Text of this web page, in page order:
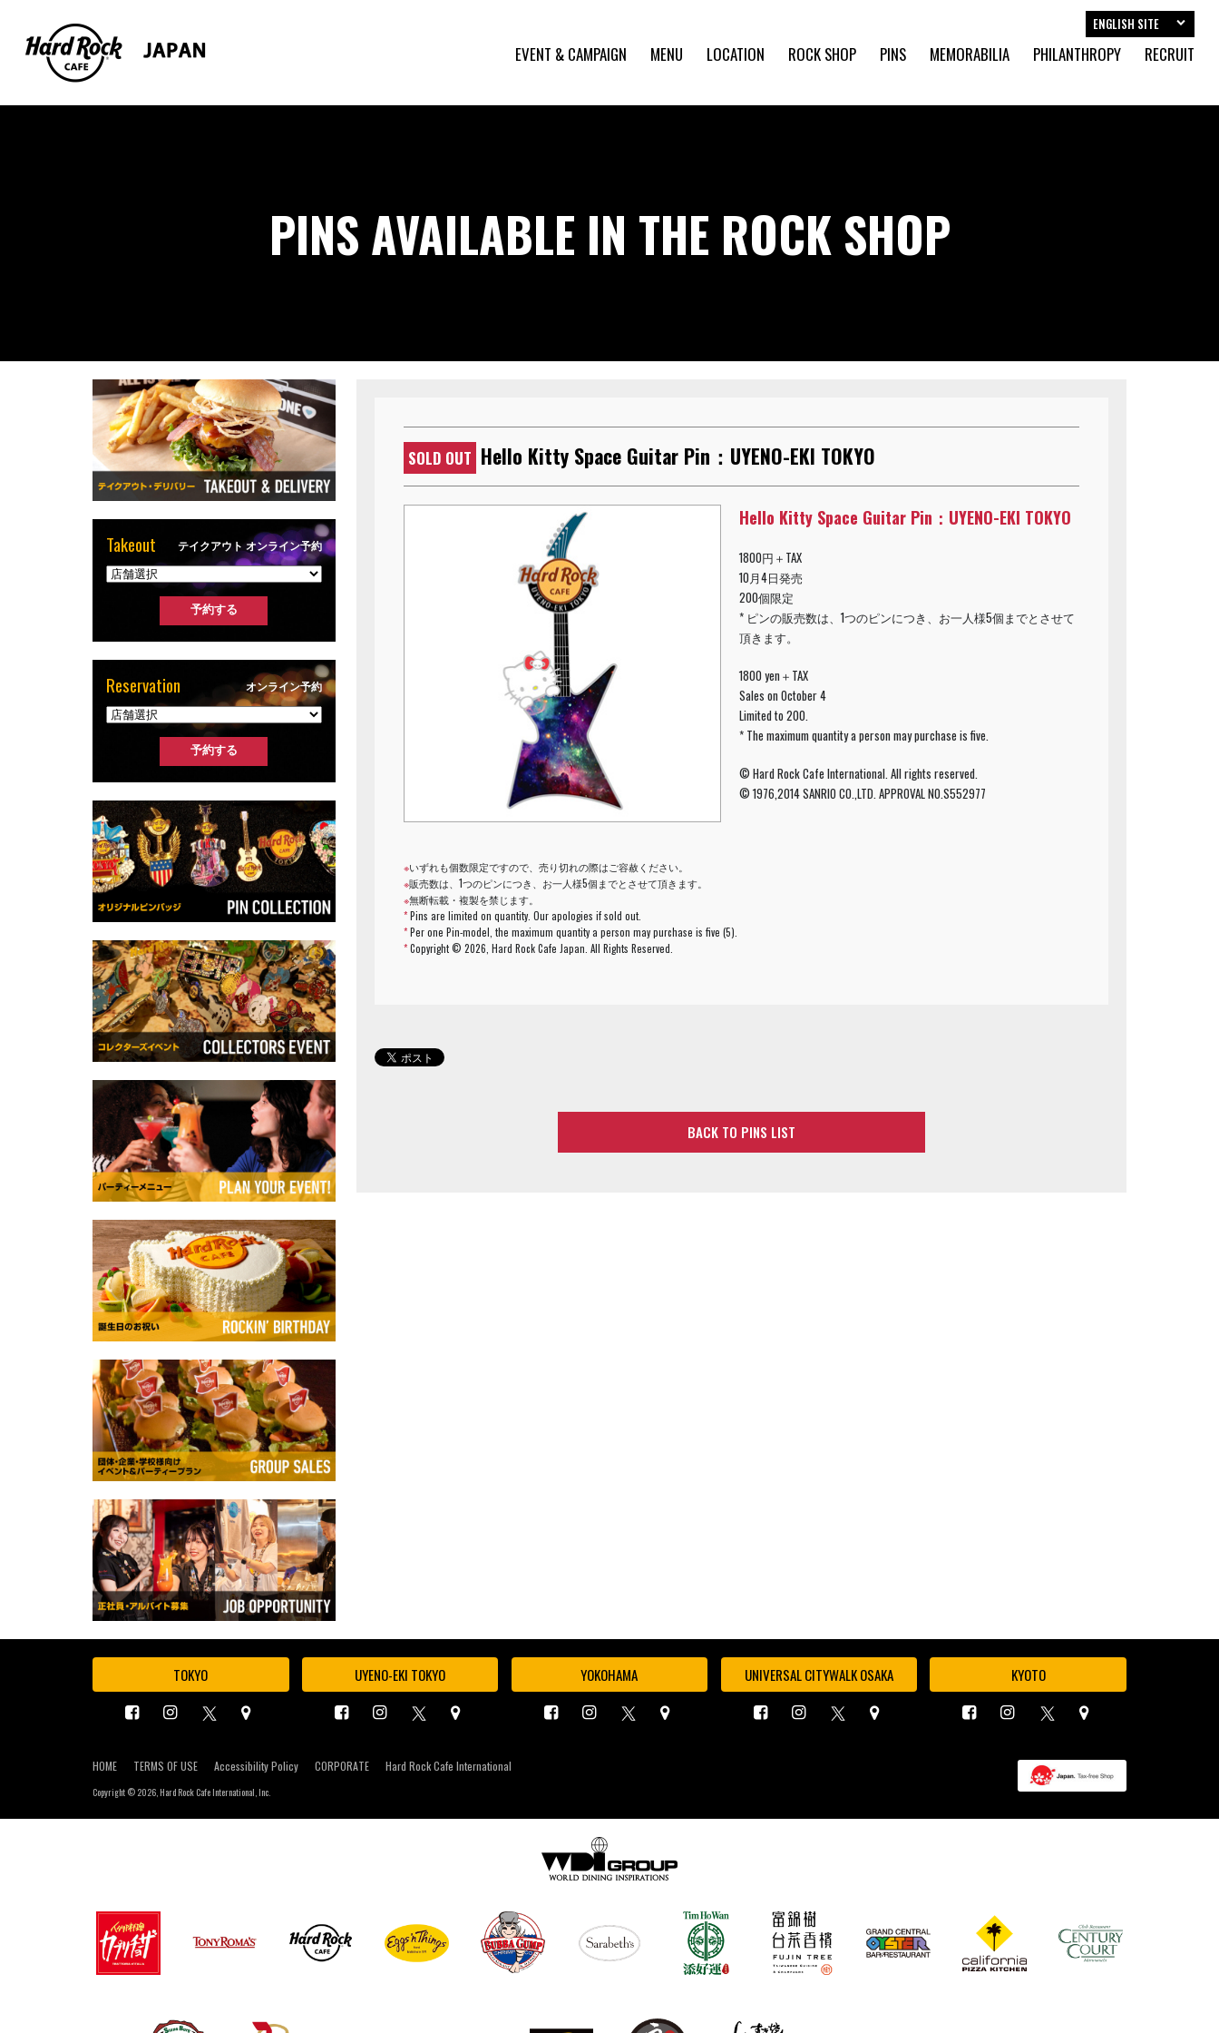
EVENT & CAMPAIGN MENU LOCATION ROCK SHOP PINS MEMORABILIA PHILANTHROPY RECRUIT
ENGLISH SITE
PINS AVAILABLE IN THE ROCK SHOP
SOLD OUT Hello Kitty Space Guitar Pin：UYENO-EKI TOKYO
Hello Kitty Space Guitar Pin：UYENO-EKI TOKYO
1800円＋TAX
10月4日発売
200個限定
* ピンの販売数は、1つのピンにつき、お一人様5個までとさせて
頂きます。
1800 yen＋TAX
Sales on October 4
Limited to 200.
* The maximum quantity a person may purchase is five.
© Hard Rock Cafe International. All rights reserved.
© 1976,2014 SANRIO CO.,LTD. APPROVAL NO.S552977
※いずれも個数限定ですので、売り切れの際はご容赦ください。
※販売数は、1つのピンにつき、お一人様5個までとさせて頂きます。
※無断転載・複製を禁じます。
*Pins are limited on quantity. Our apologies if sold out.
*Per one Pin-model, the maximum quantity a person may purchase is five (5).
*Copyright ©2026, Hard Rock Cafe Japan. All Rights Reserved.
BACK TO PINS LIST
Takeout テイクアウト オンライン予約
Reservation オンライン予約
TOKYO UYENO-EKI TOKYO YOKOHAMA UNIVERSAL CITYWALK OSAKA KYOTO
HOME TERMS OF USE Accessibility Policy CORPORATE Hard Rock Cafe International
Copyright © 2026, Hard Rock Cafe International, Inc.